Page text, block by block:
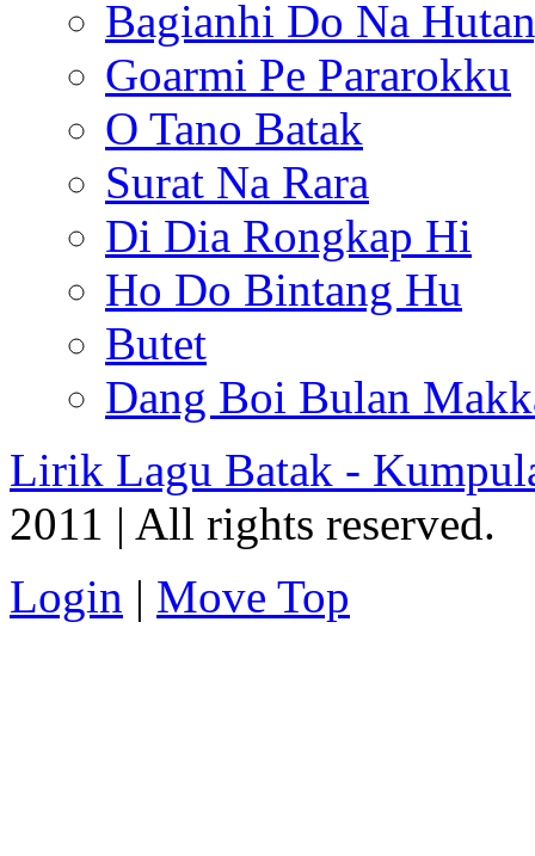
Bagianhi Do Na
Goarmi Pe Pararokku
O Tano Batak
Surat Na Rara
Di Dia Rongkap Hi
Ho Do Bintang Hu
Butet
Dang Boi Bulan
Lirik Lagu Batak -
2011 | All rights reserved.
Login | Move Top